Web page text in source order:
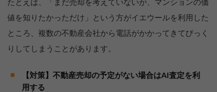
たとえば、「まだ売却を考えていないが、マンションの価
値を知りたかっただけ」という方がイエウールを利用した
ところ、複数の不動産会社から電話がかかってきてびっく
りしてしまうことがあります。
【対策】不動産売却の予定がない場合はAI査定を利
用する